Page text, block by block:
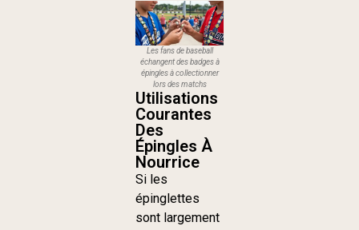
Les fans de baseball
échangent des badges à
épingles à collectionner
lors des matchs
Utilisations
Courantes
Des
Épingles À
Nourrice
Si les
épinglettes
sont largement